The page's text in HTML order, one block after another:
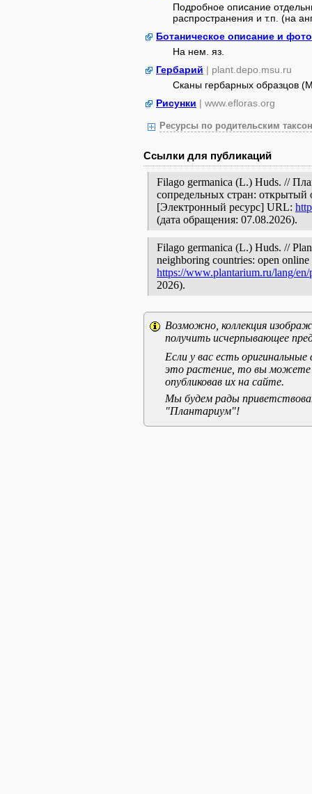
Подробное описание
распространения и т.п. (на
Ботаническое описание и фото
На нем. яз.
Гербарий | plant.depo.msu.ru
Сканы гербарных образцов
Рисунки | www.efloras.org
Ресурсы по родительским
Ссылки для публикаций
Filago germanica (L.) Huds. //
сопредельных стран: открытый
[Электронный ресурс] URL:
(дата обращения: 07.08.2026).
Filago germanica (L.) Huds. //
neighboring countries: open
https://www.plantarium.ru/lang/
2026).
Возможно, коллекция
получить исчерпывающее
Если у вас есть
это растение, то вы можете
опубликовав их на сайте.
Мы будем рады
"Плантариум"!